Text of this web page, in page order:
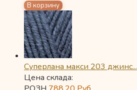
Суперлана макси 203 джинс...
Цена склада: